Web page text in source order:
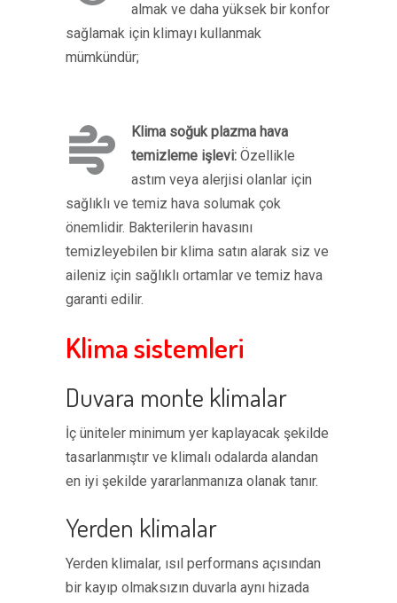
almak ve daha yüksek bir konfor
sağlamak için klimayı kullanmak
mümkündür;
Klima soğuk plazma hava
temizleme işlevi: Özellikle
astım veya alerjisi olanlar için
sağlıklı ve temiz hava solumak çok
önemlidir. Bakterilerin havasını
temizleyebilen bir klima satın alarak siz ve
aileniz için sağlıklı ortamlar ve temiz hava
garanti edilir.
Klima sistemleri
Duvara monte klimalar
İç üniteler minimum yer kaplayacak şekilde
tasarlanmıştır ve klimalı odalarda alandan
en iyi şekilde yararlanmanıza olanak tanır.
Yerden klimalar
Yerden klimalar, ısıl performans açısından
bir kayıp olmaksızın duvarla aynı hizada